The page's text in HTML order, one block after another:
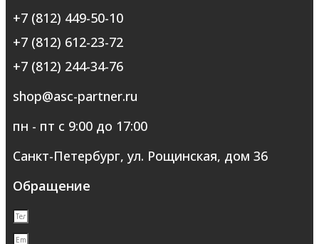
+7 (812) 449-50-10
+7 (812) 612-23-72
+7 (812) 244-34-76
shop@asc-partner.ru
пн - пт с 9:00 до 17:00
Санкт-Петербург, ул. Рощинская, дом 36
Обращение